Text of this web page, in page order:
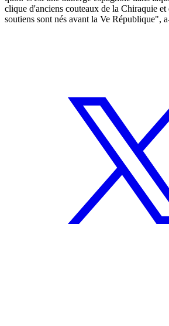
clique d'anciens couteaux de la Chiraquie et
soutiens sont nés avant la Ve République",